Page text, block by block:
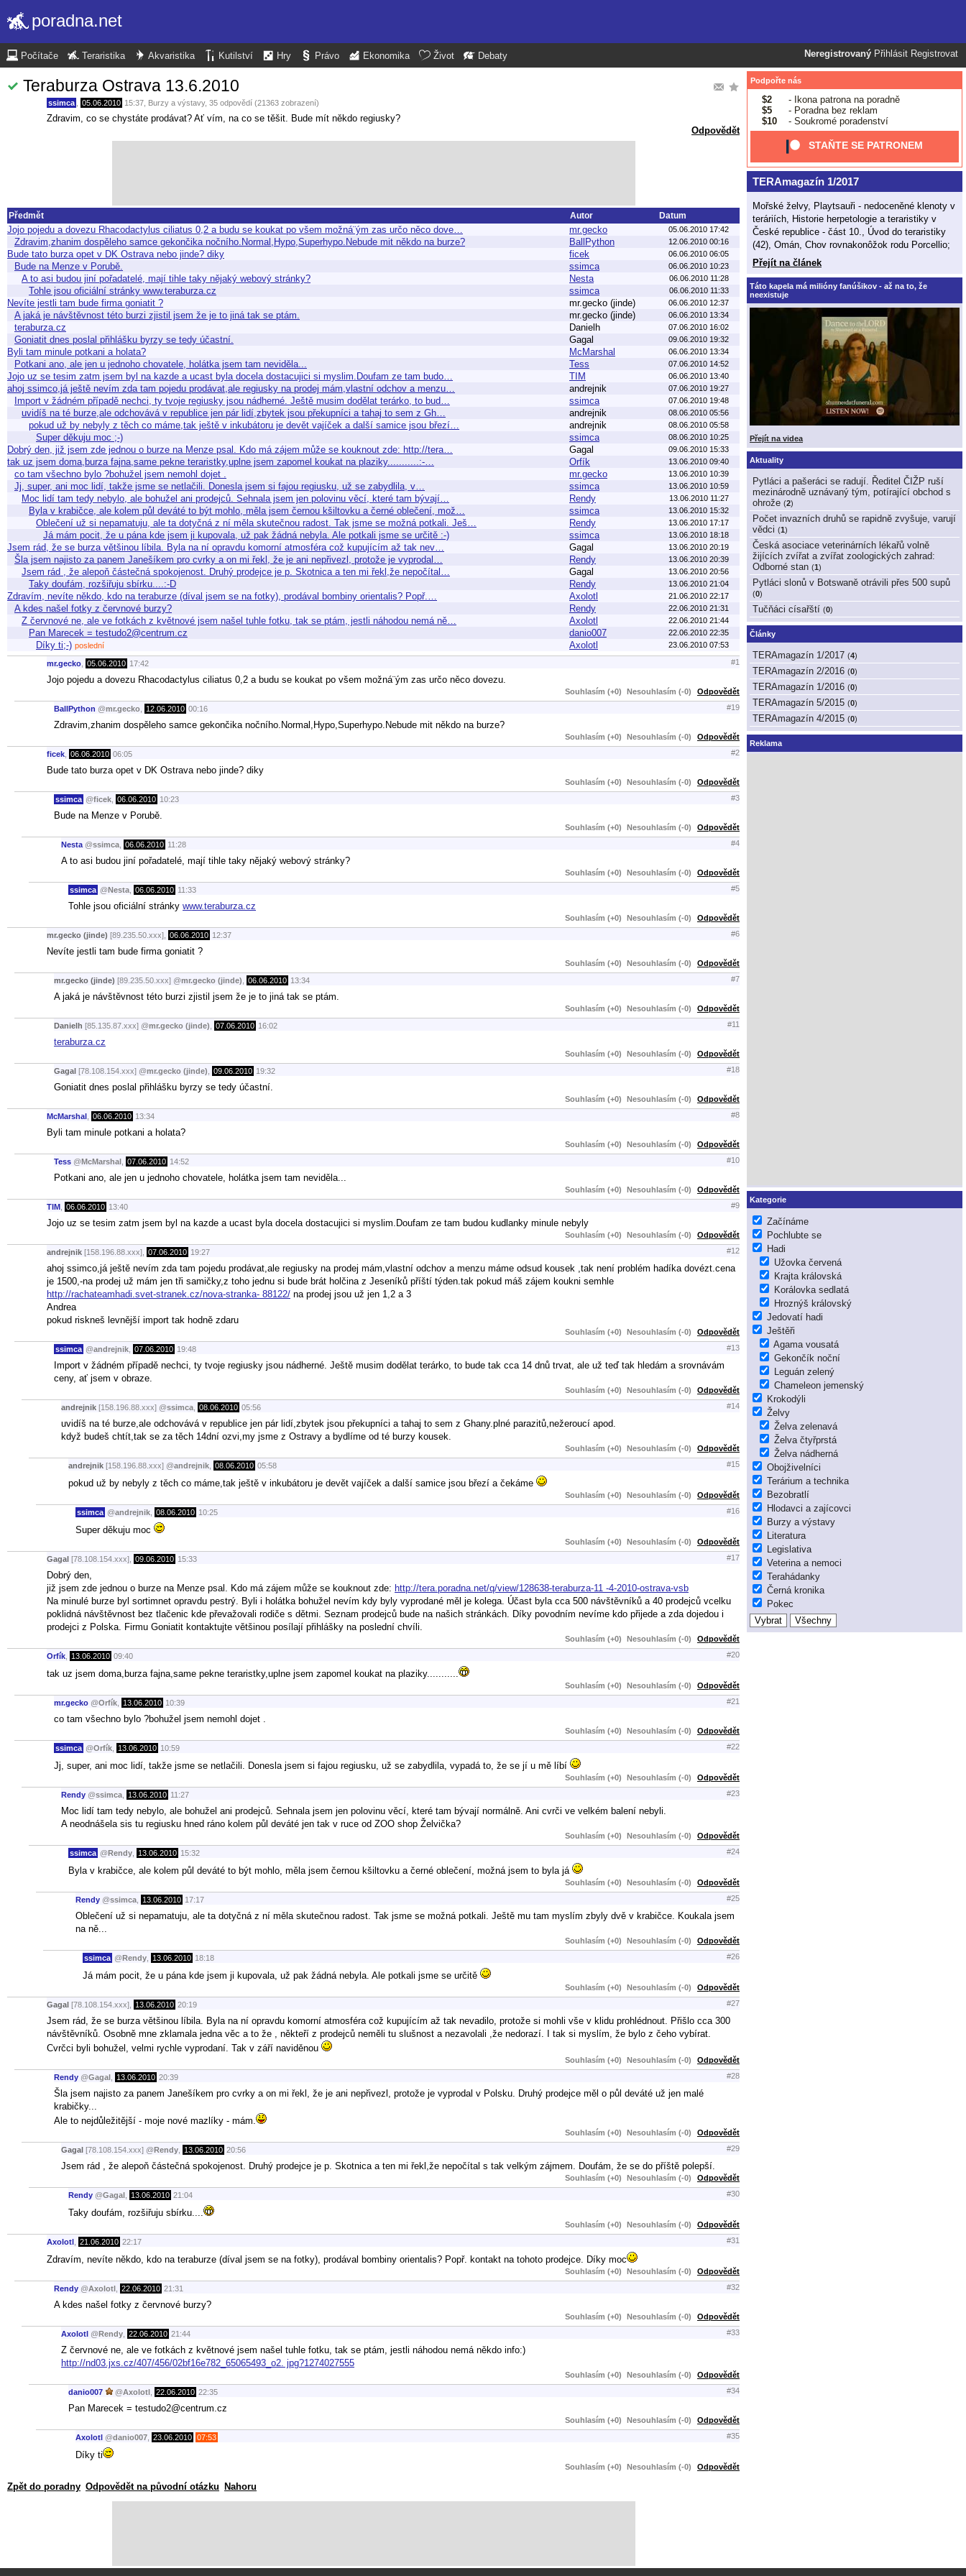
poradna.net
Neregistrovaný Přihlásit Registrovat
Počítače Teraristika Akvaristika Kutilství Hry Právo Ekonomika Život Debaty
Teraburza Ostrava 13.6.2010
ssimca 05.06.2010 15:37 Burzy a výstavy, 35 odpovědí (21363 zobrazení)
Zdravim, co se chystáte prodávat? Ať vím, na co se těšit. Bude mít někdo regiusky?
Odpovědět
Předmět Autor Datum
Jojo pojedu a dovezu Rhacodactylus ciliatus 0,2 a budu se koukat po všem možná¨ým zas určo něco dove… mr.gecko 05.06.2010 17:42
Zdravim,zhanim dospěleho samce gekončika nočního.Normal,Hypo,Superhypo.Nebude mit někdo na burze? BallPython 12.06.2010 00:16
Bude tato burza opet v DK Ostrava nebo jinde? diky ficek 06.06.2010 06:05
Bude na Menze v Porubě. ssimca 06.06.2010 10:23
A to asi budou jiní pořadatelé, mají tihle taky nějaký webový stránky? Nesta 06.06.2010 11:28
Tohle jsou oficiální stránky www.teraburza.cz ssimca 06.06.2010 11:33
Nevíte jestli tam bude firma goniatit ? mr.gecko (jinde) 06.06.2010 12:37
A jaká je návštěvnost této burzi zjistil jsem že je to jiná tak se ptám. mr.gecko (jinde) 06.06.2010 13:34
teraburza.cz Danielh 07.06.2010 16:02
Goniatit dnes poslal přihlášku byrzy se tedy účastní. Gagal 09.06.2010 19:32
Byli tam minule potkani a holata? McMarshal 06.06.2010 13:34
Potkani ano, ale jen u jednoho chovatele, holátka jsem tam neviděla... Tess 07.06.2010 14:52
Jojo uz se tesim zatm jsem byl na kazde a ucast byla docela dostacujici si myslim.Doufam ze tam budo… TIM 06.06.2010 13:40
ahoj ssimco,já ještě nevím zda tam pojedu prodávat,ale regiusky na prodej mám,vlastní odchov a menzu… andrejnik 07.06.2010 19:27
Import v žádném případě nechci, ty tvoje regiusky jsou nádherné. Ještě musim dodělat terárko, to bud… ssimca 07.06.2010 19:48
uvidíš na té burze,ale odchovává v republice jen pár lidí,zbytek jsou překupníci a tahaj to sem z Gh… andrejnik 08.06.2010 05:56
pokud už by nebyly z těch co máme,tak ještě v inkubátoru je devět vajíček a další samice jsou březí… andrejnik 08.06.2010 05:58
Super děkuju moc ;-) ssimca 08.06.2010 10:25
Dobrý den, již jsem zde jednou o burze na Menze psal. Kdo má zájem může se kouknout zde: http://tera… Gagal 09.06.2010 15:33
tak uz jsem doma,burza fajna,same pekne teraristky,uplne jsem zapomel koukat na plaziky...........:-… Orfík 13.06.2010 09:40
co tam všechno bylo ?bohužel jsem nemohl dojet . mr.gecko 13.06.2010 10:39
Jj, super, ani moc lidí, takže jsme se netlačili. Donesla jsem si fajou regiusku, už se zabydlila, v… ssimca 13.06.2010 10:59
Moc lidí tam tedy nebylo, ale bohužel ani prodejců. Sehnala jsem jen polovinu věcí, které tam bývají… Rendy 13.06.2010 11:27
Byla v krabičce, ale kolem půl deváté to být mohlo, měla jsem černou kšiltovku a černé oblečení, mož… ssimca 13.06.2010 15:32
Oblečení už si nepamatuju, ale ta dotyčná z ní měla skutečnou radost. Tak jsme se možná potkali. Ješ… Rendy 13.06.2010 17:17
Já mám pocit, že u pána kde jsem ji kupovala, už pak žádná nebyla. Ale potkali jsme se určitě :-) ssimca 13.06.2010 18:18
Jsem rád, že se burza většinou líbila. Byla na ní opravdu komorní atmosféra což kupujícím až tak nev… Gagal 13.06.2010 20:19
Šla jsem najisto za panem Janešíkem pro cvrky a on mi řekl, že je ani nepřivezl, protože je vyprodal… Rendy 13.06.2010 20:39
Jsem rád , že alepoň částečná spokojenost. Druhý prodejce je p. Skotnica a ten mi řekl,že nepočítal… Gagal 13.06.2010 20:56
Taky doufám, rozšiřuju sbírku....:-D Rendy 13.06.2010 21:04
Zdravím, nevíte někdo, kdo na teraburze (díval jsem se na fotky), prodával bombiny orientalis? Popř.… Axolotl 21.06.2010 22:17
A kdes našel fotky z červnové burzy? Rendy 22.06.2010 21:31
Z červnové ne, ale ve fotkách z květnové jsem našel tuhle fotku, tak se ptám, jestli náhodou nemá ně… Axolotl 22.06.2010 21:44
Pan Marecek = testudo2@centrum.cz danio007 22.06.2010 22:35
Díky ti;-) poslední Axolotl 23.06.2010 07:53
mr.gecko 05.06.2010 17:42 #1
Jojo pojedu a dovezu Rhacodactylus ciliatus 0,2 a budu se koukat po všem možná¨ým zas určo něco dovezu.
Souhlasím (+0) Nesouhlasím (-0) Odpovědět
BallPython @mr.gecko 12.06.2010 00:16 #19
Zdravim,zhanim dospěleho samce gekončika nočního.Normal,Hypo,Superhypo.Nebude mit někdo na burze?
Souhlasím (+0) Nesouhlasím (-0) Odpovědět
ficek 06.06.2010 06:05 #2
Bude tato burza opet v DK Ostrava nebo jinde? diky
Souhlasím (+0) Nesouhlasím (-0) Odpovědět
ssimca @ficek 06.06.2010 10:23 #3
Bude na Menze v Porubě.
Souhlasím (+0) Nesouhlasím (-0) Odpovědět
Nesta @ssimca 06.06.2010 11:28 #4
A to asi budou jiní pořadatelé, mají tihle taky nějaký webový stránky?
Souhlasím (+0) Nesouhlasím (-0) Odpovědět
ssimca @Nesta 06.06.2010 11:33 #5
Tohle jsou oficiální stránky www.teraburza.cz
Souhlasím (+0) Nesouhlasím (-0) Odpovědět
mr.gecko (jinde) [89.235.50.xxx], 06.06.2010 12:37 #6
Nevíte jestli tam bude firma goniatit ?
Souhlasím (+0) Nesouhlasím (-0) Odpovědět
mr.gecko (jinde) [89.235.50.xxx] @mr.gecko (jinde) 06.06.2010 13:34 #7
A jaká je návštěvnost této burzi zjistil jsem že je to jiná tak se ptám.
Souhlasím (+0) Nesouhlasím (-0) Odpovědět
Danielh [85.135.87.xxx] @mr.gecko (jinde) 07.06.2010 16:02 #11
teraburza.cz
Souhlasím (+0) Nesouhlasím (-0) Odpovědět
Gagal [78.108.154.xxx] @mr.gecko (jinde) 09.06.2010 19:32 #18
Goniatit dnes poslal přihlášku byrzy se tedy účastní.
Souhlasím (+0) Nesouhlasím (-0) Odpovědět
McMarshal 06.06.2010 13:34 #8
Byli tam minule potkani a holata?
Souhlasím (+0) Nesouhlasím (-0) Odpovědět
Tess @McMarshal 07.06.2010 14:52 #10
Potkani ano, ale jen u jednoho chovatele, holátka jsem tam neviděla...
Souhlasím (+0) Nesouhlasím (-0) Odpovědět
TIM 06.06.2010 13:40 #9
Jojo uz se tesim zatm jsem byl na kazde a ucast byla docela dostacujici si myslim.Doufam ze tam budou kudlanky minule nebyly
Souhlasím (+0) Nesouhlasím (-0) Odpovědět
andrejnik [158.196.88.xxx], 07.06.2010 19:27 #12
ahoj ssimco,já ještě nevím zda tam pojedu prodávat,ale regiusky na prodej mám,vlastní odchov a menzu máme odsud kousek ,tak není problém hadíka dovézt.cena
je 1500,-na prodej už mám jen tři samičky,z toho jednu si bude brát holčina z Jeseníků příští týden.tak pokud máš zájem koukni semhle
http://rachateamhadi.svet-stranek.cz/nova-stranka- 88122/ na prodej jsou už jen 1,2 a 3
Andrea
pokud riskneš levnější import tak hodně zdaru
Souhlasím (+0) Nesouhlasím (-0) Odpovědět
ssimca @andrejnik 07.06.2010 19:48 #13
Import v žádném případě nechci, ty tvoje regiusky jsou nádherné. Ještě musim dodělat terárko, to bude tak cca 14 dnů trvat, ale už teď tak hledám a srovnávám
ceny, ať jsem v obraze.
Souhlasím (+0) Nesouhlasím (-0) Odpovědět
andrejnik [158.196.88.xxx] @ssimca 08.06.2010 05:56 #14
uvidíš na té burze,ale odchovává v republice jen pár lidí,zbytek jsou překupníci a tahaj to sem z Ghany.plné parazitů,nežeroucí apod.
když budeš chtít,tak se za těch 14dní ozvi,my jsme z Ostravy a bydlíme od té burzy kousek.
Souhlasím (+0) Nesouhlasím (-0) Odpovědět
andrejnik [158.196.88.xxx] @andrejnik 08.06.2010 05:58 #15
pokud už by nebyly z těch co máme,tak ještě v inkubátoru je devět vajíček a další samice jsou březí a čekáme
Souhlasím (+0) Nesouhlasím (-0) Odpovědět
ssimca @andrejnik 08.06.2010 10:25 #16
Super děkuju moc
Souhlasím (+0) Nesouhlasím (-0) Odpovědět
Gagal [78.108.154.xxx], 09.06.2010 15:33 #17
Dobrý den,
již jsem zde jednou o burze na Menze psal. Kdo má zájem může se kouknout zde: http://tera.poradna.net/q/view/128638-teraburza-11 -4-2010-ostrava-vsb
Na minulé burze byl sortimnet opravdu pestrý. Byli i holátka bohužel nevím kdy byly vyprodané měl je kolega. Účast byla cca 500 návštěvníků a 40 prodejců vcelku
poklidná návštěvnost bez tlačenic kde převažovali rodiče s dětmi. Seznam prodejců bude na našich stránkách. Díky povodním nevíme kdo přijede a zda dojedou i
prodejci z Polska. Firmu Goniatit kontaktujte většinou posílají přihlášky na poslední chvíli.
Souhlasím (+0) Nesouhlasím (-0) Odpovědět
Orfík 13.06.2010 09:40 #20
tak uz jsem doma,burza fajna,same pekne teraristky,uplne jsem zapomel koukat na plaziky...........
Souhlasím (+0) Nesouhlasím (-0) Odpovědět
mr.gecko @Orfík 13.06.2010 10:39 #21
co tam všechno bylo ?bohužel jsem nemohl dojet .
Souhlasím (+0) Nesouhlasím (-0) Odpovědět
ssimca @Orfík 13.06.2010 10:59 #22
Jj, super, ani moc lidí, takže jsme se netlačili. Donesla jsem si fajou regiusku, už se zabydlila, vypadá to, že se jí u mě líbí
Souhlasím (+0) Nesouhlasím (-0) Odpovědět
Rendy @ssimca 13.06.2010 11:27 #23
Moc lidí tam tedy nebylo, ale bohužel ani prodejců. Sehnala jsem jen polovinu věcí, které tam bývají normálně. Ani cvrči ve velkém balení nebyli.
A neodnášela sis tu regiusku hned ráno kolem půl deváté jen tak v ruce od ZOO shop Želvička?
Souhlasím (+0) Nesouhlasím (-0) Odpovědět
ssimca @Rendy 13.06.2010 15:32 #24
Byla v krabičce, ale kolem půl deváté to být mohlo, měla jsem černou kšiltovku a černé oblečení, možná jsem to byla já
Souhlasím (+0) Nesouhlasím (-0) Odpovědět
Rendy @ssimca 13.06.2010 17:17 #25
Oblečení už si nepamatuju, ale ta dotyčná z ní měla skutečnou radost. Tak jsme se možná potkali. Ještě mu tam myslím zbyly dvě v krabičce. Koukala jsem
na ně...
Souhlasím (+0) Nesouhlasím (-0) Odpovědět
ssimca @Rendy 13.06.2010 18:18 #26
Já mám pocit, že u pána kde jsem ji kupovala, už pak žádná nebyla. Ale potkali jsme se určitě
Souhlasím (+0) Nesouhlasím (-0) Odpovědět
Gagal [78.108.154.xxx], 13.06.2010 20:19 #27
Jsem rád, že se burza většinou líbila. Byla na ní opravdu komorní atmosféra což kupujícím až tak nevadilo, protože si mohli vše v klidu prohlédnout. Přišlo cca 300
návštěvníků. Osobně mne zklamala jedna věc a to že , někteří z prodejců neměli tu slušnost a nezavolali ,že nedorazí. I tak si myslím, že bylo z čeho vybírat.
Cvrčci byli bohužel, velmi rychle vyprodaní. Tak v září naviděnou
Souhlasím (+0) Nesouhlasím (-0) Odpovědět
Rendy @Gagal 13.06.2010 20:39 #28
Šla jsem najisto za panem Janešíkem pro cvrky a on mi řekl, že je ani nepřivezl, protože je vyprodal v Polsku. Druhý prodejce měl o půl deváté už jen malé
krabičky...
Ale to nejdůležitější - moje nové mazlíky - mám.
Souhlasím (+0) Nesouhlasím (-0) Odpovědět
Gagal [78.108.154.xxx] @Rendy 13.06.2010 20:56 #29
Jsem rád , že alepoň částečná spokojenost. Druhý prodejce je p. Skotnica a ten mi řekl,že nepočítal s tak velkým zájmem. Doufám, že se do příště polepší.
Souhlasím (+0) Nesouhlasím (-0) Odpovědět
Rendy @Gagal 13.06.2010 21:04 #30
Taky doufám, rozšiřuju sbírku....
Souhlasím (+0) Nesouhlasím (-0) Odpovědět
Axolotl 21.06.2010 22:17 #31
Zdravím, nevíte někdo, kdo na teraburze (díval jsem se na fotky), prodával bombiny orientalis? Popř. kontakt na tohoto prodejce. Díky moc
Souhlasím (+0) Nesouhlasím (-0) Odpovědět
Rendy @Axolotl 22.06.2010 21:31 #32
A kdes našel fotky z červnové burzy?
Souhlasím (+0) Nesouhlasím (-0) Odpovědět
Axolotl @Rendy 22.06.2010 21:44 #33
Z červnové ne, ale ve fotkách z květnové jsem našel tuhle fotku, tak se ptám, jestli náhodou nemá někdo info:)
http://nd03.jxs.cz/407/456/02bf16e782_65065493_o2. jpg?1274027555
Souhlasím (+0) Nesouhlasím (-0) Odpovědět
danio007 @Axolotl 22.06.2010 22:35 #34
Pan Marecek = testudo2@centrum.cz
Souhlasím (+0) Nesouhlasím (-0) Odpovědět
Axolotl @danio007 23.06.2010 07:53 #35
Díky ti
Souhlasím (+0) Nesouhlasím (-0) Odpovědět
Zpět do poradny Odpovědět na původní otázku Nahoru
Podpořte nás
$2
- Ikona patrona na poradně
$5
- Poradna bez reklam
$10
- Soukromé poradenství
STAŇTE SE PATRONEM
TERAmagazín 1/2017
Mořské želvy, Playtsauři - nedoceněné klenoty v
teráriích, Historie herpetologie a teraristiky v
České republice - část 10., Úvod do teraristiky
(42), Omán, Chov rovnakonôžok rodu Porcellio;
Přejít na článek
Táto kapela má milióny fanúšikov - až na to, že
neexistuje
Přejít na videa
Aktuality
Pytláci a pašeráci se radují. Ředitel ČIŽP ruší
mezinárodně uznávaný tým, potírající obchod s
ohrože (2)
Počet invazních druhů se rapidně zvyšuje, varují
vědci (1)
Česká asociace veterinárních lékařů volně
žijících zvířat a zvířat zoologických zahrad:
Odborné stan (1)
Pytláci slonů v Botswaně otrávili přes 500 supů
(0)
Tučňáci císařští (0)
Články
TERAmagazín 1/2017 (4)
TERAmagazín 2/2016 (0)
TERAmagazín 1/2016 (0)
TERAmagazín 5/2015 (0)
TERAmagazín 4/2015 (0)
Reklama
Kategorie
Začínáme
Pochlubte se
Hadi
Užovka červená
Krajta královská
Korálovka sedlatá
Hroznýš královský
Jedovatí hadi
Ještěři
Agama vousatá
Gekončík noční
Leguán zelený
Chameleon jemenský
Krokodýli
Želvy
Želva zelenavá
Želva čtyřprstá
Želva nádherná
Obojživelníci
Terárium a technika
Bezobratlí
Hlodavci a zajícovci
Burzy a výstavy
Literatura
Legislativa
Veterina a nemoci
Terahádanky
Černá kronika
Pokec